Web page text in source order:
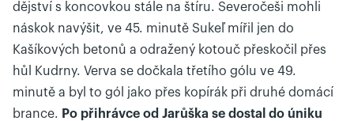
dějství s koncovkou stále na štíru. Severočeši mohli
náskok navýšit, ve 45. minutě Sukeľ mířil jen do
Kašíkových betonů a odražený kotouč přeskočil přes
hůl Kudrny. Verva se dočkala třetího gólu ve 49.
minutě a byl to gól jako přes kopírák při druhé domácí
brance. Po přihrávce od Jarůška se dostal do úniku